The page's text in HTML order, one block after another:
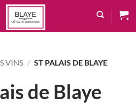
VINS / ST PALAIS DE BLAYE
de Blaye